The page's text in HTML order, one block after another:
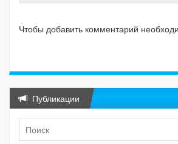
Чтобы добавить комментарий
Публикации